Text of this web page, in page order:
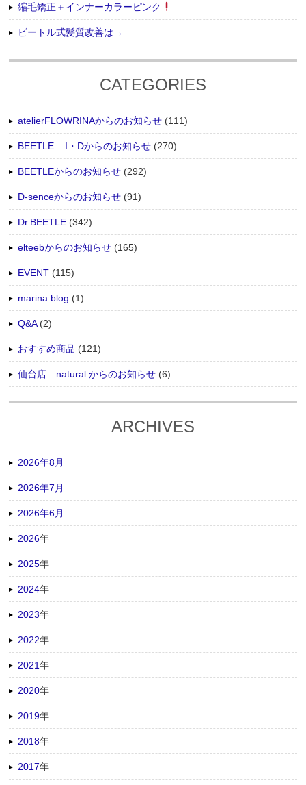
縮毛矯正＋インナーカラーピンク
ビートル式髪質改善は→
CATEGORIES
atelierFLOWRINAからのお知らせ (111)
BEETLE – I・Dからのお知らせ (270)
BEETLEからのお知らせ (292)
D-senceからのお知らせ (91)
Dr.BEETLE (342)
elteebからのお知らせ (165)
EVENT (115)
marina blog (1)
Q&A(2)
おすすめ商品 (121)
仙台店 natural からのお知らせ (6)
ARCHIVES
2026年8月
2026年7月
2026年6月
2026年
2025年
2024年
2023年
2022年
2021年
2020年
2019年
2018年
2017年